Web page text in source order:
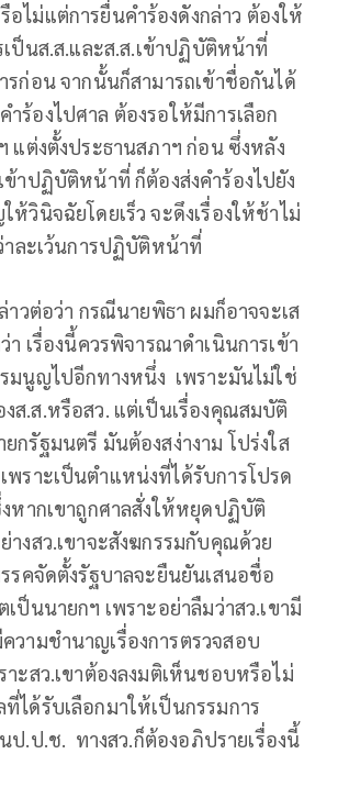
ไม่แต่การยื่นคำร้องดังกล่าว ต้องให้
เป็นส.ส.และส.ส.เข้าปฏิบัติหน้าที่
รก่อน จากนั้นก็สามารถเข้าชื่อกันได้
ร้องไปศาล ต้องรอให้มีการเลือก
แต่งตั้งประธานสภาฯ ก่อน ซึ่งหลัง
ข้าปฏิบัติหน้าที่ ก็ต้องส่งคำร้องไปยัง
ห้วินิจฉัยโดยเร็ว จะดึงเรื่องให้ช้าไม่
าละเว้นการปฏิบัติหน้าที่
าวต่อว่า กรณีนายพิธา ผมก็อาจจะเส
า เรื่องนี้ควรพิจารณาดำเนินการเข้า
มนูญไปอีกทางหนึ่ง เพราะมันไม่ใช่
ส.ส.หรือสว. แต่เป็นเรื่องคุณสมบัติ
กรัฐมนตรี มันต้องสง่างาม โปร่งใส
พราะเป็นตำแหน่งที่ได้รับการโปรด
งหากเขาถูกศาลสั่งให้หยุดปฏิบัติ
างสว.เขาจะสังฆกรรมกับคุณด้วย
รคจัดตั้งรัฐบาลจะยืนยันเสนอชื่อ
ป็นนายกฯ เพราะอย่าลืมว่าสว.เขามี
วามชำนาญเรื่องการตรวจสอบ
าะสว.เขาต้องลงมติเห็นชอบหรือไม่
ได้รับเลือกมาให้เป็นกรรมการ
ป.ป.ช. ทางสว.ก็ต้องอภิปรายเรื่องนี้